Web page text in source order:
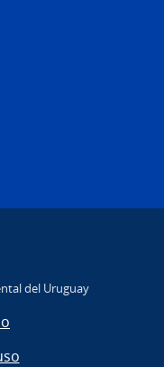
del Uruguay